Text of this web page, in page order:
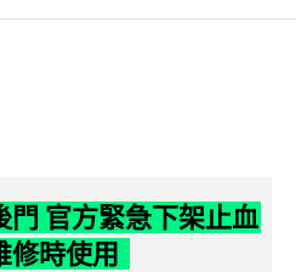
門 官方緊急下架止血
修時使用